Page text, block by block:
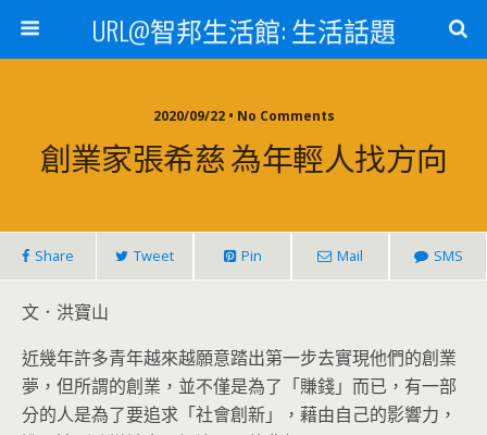
URL@智邦生活館: 生活話題
2020/09/22 • No Comments
創業家張希慈 為年輕人找方向
Share Tweet Pin Mail SMS
文．洪寶山
近幾年許多青年越來越願意踏出第一步去實現他們的創業
夢，但所謂的創業，並不僅是為了「賺錢」而已，有一部
分的人是為了要追求「社會創新」，藉由自己的影響力，